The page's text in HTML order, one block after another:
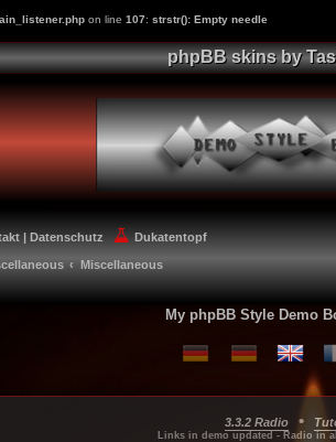
on line 107: strstr(): Empty needle
phpBB skins by
| Datenschutz Dukatentopf
Miscellaneous
My phpBB Style Demo
3.3.2 Radio... •...
Links in demo updated - Radio in